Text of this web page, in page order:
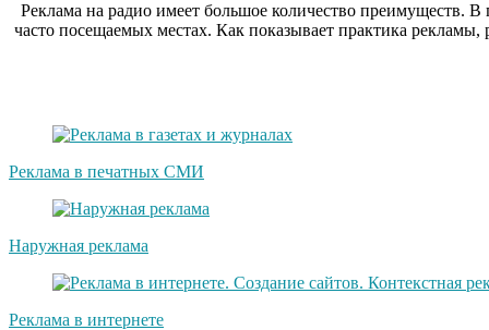
Реклама на радио имеет большое количество преимуществ. В
часто посещаемых местах. Как показывает практика
Реклама в печатных СМИ
Наружная реклама
Реклама в интернете